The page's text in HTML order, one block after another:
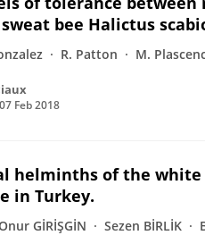
bee Halictus
R. Patton M.
07 Feb 2018
helminths of the white
in Turkey.
GİRİŞGİN Sezen BİRLİK